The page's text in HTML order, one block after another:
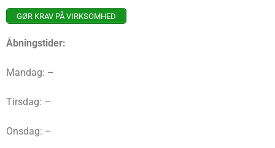
GØR KRAV PÅ VIRKSOMHED
Åbningstider:
Mandag: –
Tirsdag: –
Onsdag: –